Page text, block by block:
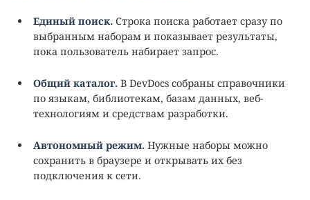
Единый поиск. Строка поиска работает сразу по
выбранным наборам и показывает результаты,
пока пользователь набирает запрос.
Общий каталог. В DevDocs собраны справочники
по языкам, библиотекам, базам данных, веб-
технологиям и средствам разработки.
Автономный режим. Нужные наборы можно
сохранить в браузере и открывать их без
подключения к сети.